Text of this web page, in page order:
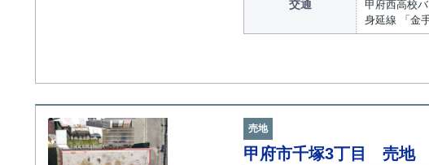
交通
甲府西高校
身延線 「金
売地
甲府市千塚3丁目 売地